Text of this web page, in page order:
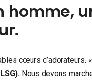
homme,
cœurs d’adorateurs. «
Nous devons